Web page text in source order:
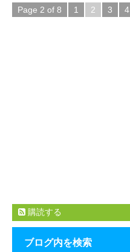
Page 2 of 8 1 2 3 4
購読する
ブログ内を検索